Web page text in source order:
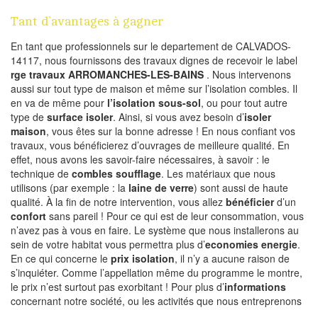
Tant d’avantages à gagner
En tant que professionnels sur le departement de CALVADOS-
14117, nous fournissons des travaux dignes de recevoir le label
rge travaux ARROMANCHES-LES-BAINS . Nous intervenons
aussi sur tout type de maison et même sur l’isolation combles. Il
en va de même pour l’isolation sous-sol, ou pour tout autre
type de surface isoler. Ainsi, si vous avez besoin d’isoler
maison, vous êtes sur la bonne adresse ! En nous confiant vos
travaux, vous bénéficierez d’ouvrages de meilleure qualité. En
effet, nous avons les savoir-faire nécessaires, à savoir : le
technique de combles soufflage. Les matériaux que nous
utilisons (par exemple : la laine de verre) sont aussi de haute
qualité. À la fin de notre intervention, vous allez bénéficierd’un
confort sans pareil ! Pour ce qui est de leur consommation, vous
n’avez pas à vous en faire. Le système que nous installerons au
sein de votre habitat vous permettra plus d’economies energie.
En ce qui concerne le prix isolation, il n’y a aucune raison de
s’inquiéter. Comme l’appellation même du programme le montre,
le prix n’est surtout pas exorbitant ! Pour plus d’informations
concernant notre société, ou les activités que nous entreprenons